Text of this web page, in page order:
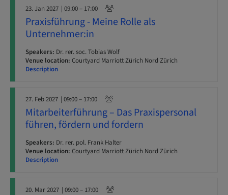
23. Jan 2027 | 09:00 – 17:00
Praxisführung - Meine Rolle als
Unternehmer:in
Speakers: Dr. rer. soc. Tobias Wolf
Venue location: Courtyard Marriott Zürich Nord Zürich
Description
27. Feb 2027 | 09:00 – 17:00
Mitarbeiterführung – Das Praxispersonal
führen, fördern und fordern
Speakers: Dr. rer. pol. Frank Halter
Venue location: Courtyard Marriott Zürich Nord Zürich
Description
20. Mar 2027 | 09:00 – 17:00